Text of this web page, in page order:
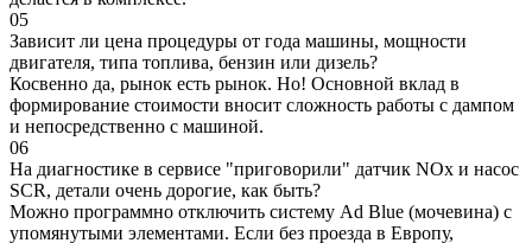
05
Зависит ли цена процедуры от года машины, мощности
двигателя, типа топлива, бензин или дизель?
Косвенно да, рынок есть рынок. Но! Основной вклад в
формирование стоимости вносит сложность работы с дампом
и непосредственно с машиной.
06
На диагностике в сервисе "приговорили" датчик NOx и насос
SCR, детали очень дорогие, как быть?
Можно программно отключить систему Ad Blue (мочевина) с
упомянутыми элементами. Если без проезда в Европу,